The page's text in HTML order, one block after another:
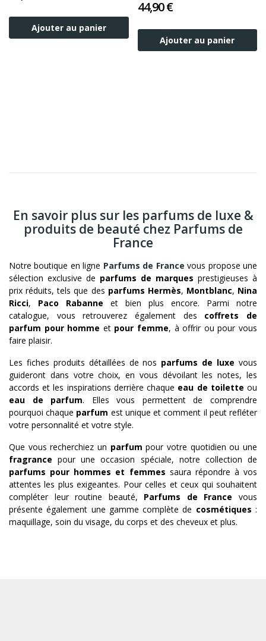
Ajouter au panier
44,90 €
Ajouter au panier
En savoir plus sur les parfums de luxe &
produits de beauté chez Parfums de
France
Notre boutique en ligne Parfums de France vous propose une
sélection exclusive de parfums de marques prestigieuses à
prix réduits, tels que des parfums Hermès, Montblanc, Nina
Ricci, Paco Rabanne et bien plus encore. Parmi notre
catalogue, vous retrouverez également des coffrets de
parfum pour homme et pour femme, à offrir ou pour vous
faire plaisir.
Les fiches produits détaillées de nos parfums de luxe vous
guideront dans votre choix, en vous dévoilant les notes, les
accords et les inspirations derrière chaque eau de toilette ou
eau de parfum. Elles vous permettent de comprendre
pourquoi chaque parfum est unique et comment il peut refléter
votre personnalité et votre style.
Que vous recherchiez un parfum pour votre quotidien ou une
fragrance pour une occasion spéciale, notre collection de
parfums pour hommes et femmes saura répondre à vos
attentes les plus exigeantes. Pour celles et ceux qui souhaitent
compléter leur routine beauté, Parfums de France vous
présente également une gamme complète de cosmétiques :
maquillage, soin du visage, du corps et des cheveux et plus.